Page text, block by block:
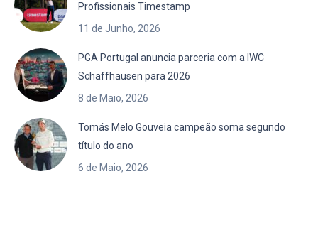
Profissionais Timestamp
11 de Junho, 2026
PGA Portugal anuncia parceria com a IWC
Schaffhausen para 2026
8 de Maio, 2026
Tomás Melo Gouveia campeão soma segundo
título do ano
6 de Maio, 2026